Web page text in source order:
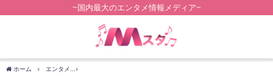
~国内最大のエンタメ情報メディア~
ホーム エンタメ